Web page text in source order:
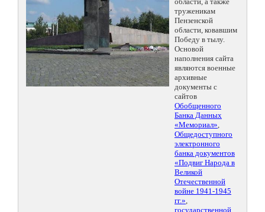
труженикам
Пензенской
области, ковавшим
Победу в тылу.
Основой
наполнения сайта
являются военные
архивные
документы с
сайтов
Обобщенного
Банка Данных
«Мемориал»,
Общедоступного
электронного
банка документов
«Подвиг Народа в
Великой
Отечественной
войне 1941-1945
гг.»,
государственной